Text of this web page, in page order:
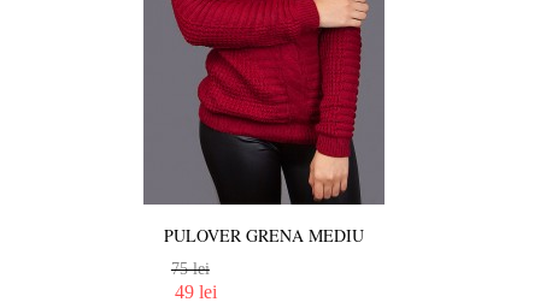
PULOVER GRENA MEDIU
75 lei
49 lei